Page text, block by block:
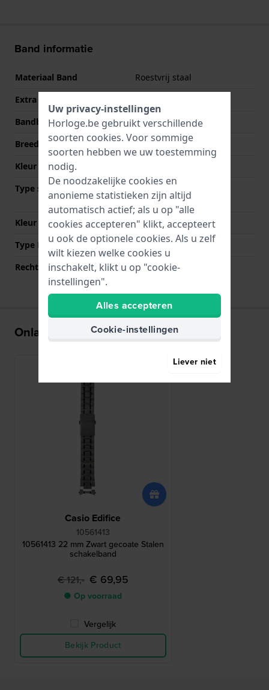
Band informatie
Materiaal Band
Roestvrij staal
Extra info
Bandbreedte
22 mm
Breedte bandaanzet
22 mm
Kleur Band
Type sluiting
Vouwsluiting met
drukknoppen
Kleur sluiting
Zwart
Type Bevestiging
Bandpennen
Rechte aanzet
Nee
Onlangs bekeken
Casio Edifice
10561413
10561413 22 mm Zwart gecoate Stalen
schakelband
€ 121,- € 69,95
● Op voorraad
Vergelijk
Bekijk Product
Uw privacy-instellingen
Horloge.be gebruikt verschillende
soorten cookies. Voor sommige
soorten hebben we uw toestemming
nodig.
De noodzakelijke cookies en
anonieme statistieken zijn altijd
automatisch actief; als u op "alle
cookies accepteren" klikt, accepteert
u ook de optionele cookies. Als u zelf
wilt kiezen welke cookies u
inschakelt, klikt u op "cookie-
instellingen".
Alles accepteren
Cookie-instellingen
Liever niet